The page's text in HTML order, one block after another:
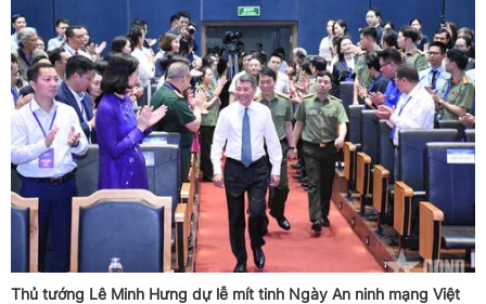
Thủ tướng Lê Minh Hưng dự lễ mít tinh Ngày An ninh mạng Việt